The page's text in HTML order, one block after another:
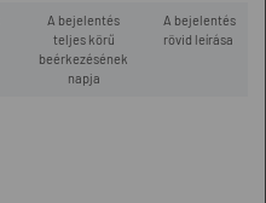
A bejelentés
teljes körű
beérkezésének
napja
A bejelentés
rövid leírása